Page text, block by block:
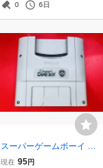
0
6日
スーパーゲームボーイ SP
GB 最安販売！！
現在 95円